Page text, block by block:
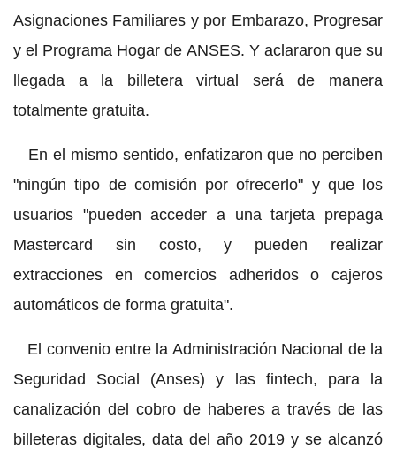
Asignaciones Familiares y por Embarazo, Progresar
y el Programa Hogar de ANSES. Y aclararon que su
llegada a la billetera virtual será de manera
totalmente gratuita.
En el mismo sentido, enfatizaron que no perciben
"ningún tipo de comisión por ofrecerlo" y que los
usuarios "pueden acceder a una tarjeta prepaga
Mastercard sin costo, y pueden realizar
extracciones en comercios adheridos o cajeros
automáticos de forma gratuita".
El convenio entre la Administración Nacional de la
Seguridad Social (Anses) y las fintech, para la
canalización del cobro de haberes a través de las
billeteras digitales, data del año 2019 y se alcanzó